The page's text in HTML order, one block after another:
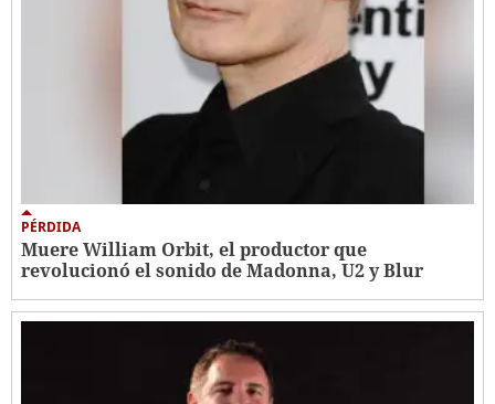
PÉRDIDA
Muere William Orbit, el productor que
revolucionó el sonido de Madonna, U2 y Blur